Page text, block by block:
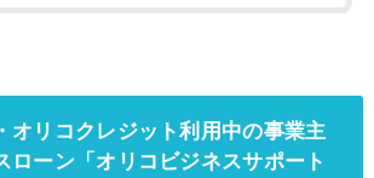
オリコクレジット利用中の事業主
ローン「オリコビジネスサポート